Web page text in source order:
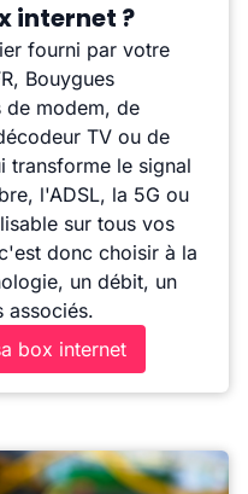
internet ?
fourni par votre
Bouygues
de modem, de
TV ou de
transforme le signal
l'ADSL, la 5G ou
sur tous vos
donc choisir à la
un débit, un
associés.
box internet